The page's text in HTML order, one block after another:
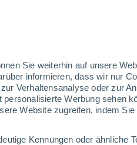
Sie weiterhin auf unsere
informieren, dass wir nur
Verhaltensanalyse oder zur
Werbung sehen
Website zugreifen, indem
Kennungen oder ähnliche